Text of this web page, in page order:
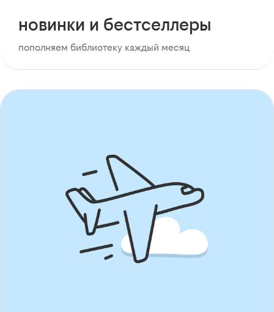
новинки и бестселлеры
пополняем библиотеку каждый месяц